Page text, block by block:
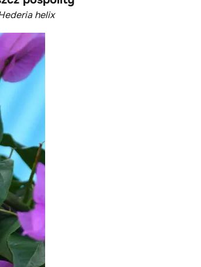
helix